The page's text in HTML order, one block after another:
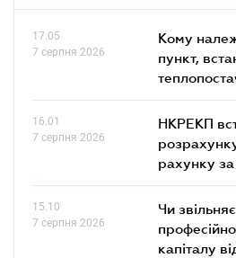
17.05
7 серпня 2026
Кому
пункт,
16.01
7 серпня 2026
НКРЕКП
рахунку за
15.10
7 серпня 2026
Чи
капіталу